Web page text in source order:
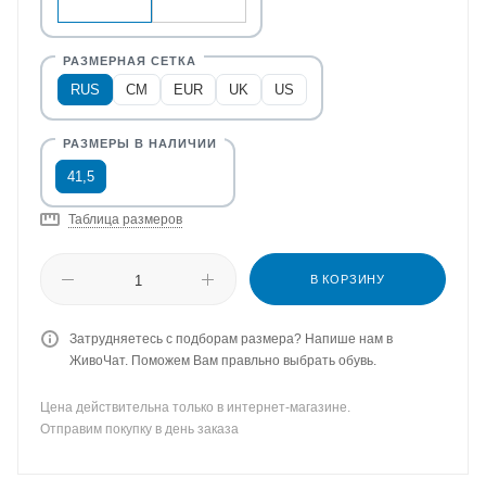
RUS CM EUR UK US
41,5
Таблица размеров
В КОРЗИНУ
Затрудняетесь с подборам размера? Напише нам в
ЖивоЧат. Поможем Вам правльно выбрать обувь.
Цена действительна только в интернет-магазине.
Отправим покупку в день заказа